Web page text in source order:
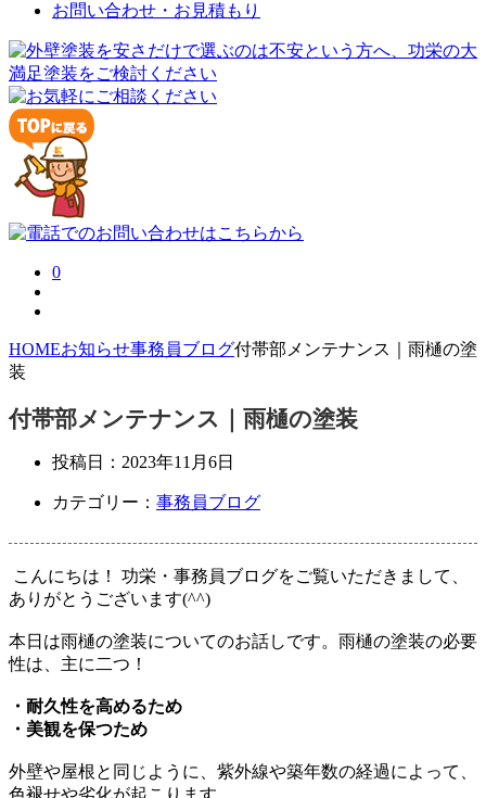
お問い合わせ・お見積もり
0
HOMEお知らせ事務員ブログ付帯部メンテナンス｜雨樋の塗
装
付帯部メンテナンス｜雨樋の塗装
投稿日： 2023年11月6日
カテゴリー： 事務員ブログ
こんにちは！ 功栄・事務員ブログをご覧いただきまして、
ありがとうございます(^^)
本日は雨樋の塗装についてのお話しです。雨樋の塗装の必要
性は、主に二つ！
・耐久性を高めるため
・美観を保つため
外壁や屋根と同じように、紫外線や築年数の経過によって、
色褪せや劣化が起こります。